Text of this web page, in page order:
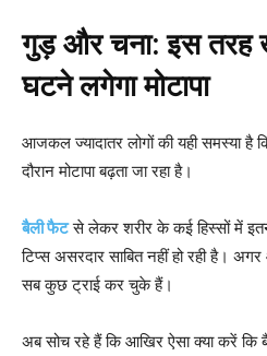
गुड़ और चना: इस
घटने लगेगा मोटापा
आजकल ज्यादातर लोगों की यही समस्या
दौरान मोटापा बढ़ता जा रहा है।
बैली फैटसे लेकर शरीर के कई हिस्सों में
टिप्स असरदार साबित नहीं हो रही है।
सब कुछ ट्राई कर चुके हैं।
अब सोच रहे हैं कि आखिर ऐसा क्या करें कि